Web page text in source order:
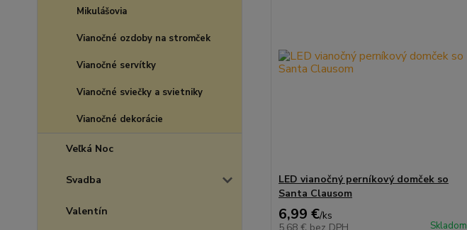
Mikulášovia
Vianočné ozdoby na stromček
Vianočné servítky
Vianočné sviečky a svietniky
Vianočné dekorácie
Veľká Noc
Svadba
Valentín
LED vianočný perníkový domček so
Santa Clausom
6,99 €/ks
Skladom